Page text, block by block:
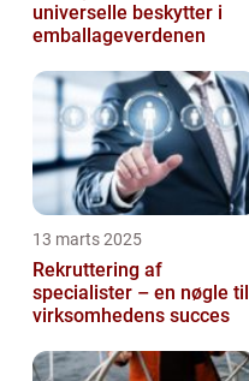
universelle beskytter i
emballageverdenen
13 marts 2025
Rekruttering af
specialister – en nøgle til
virksomhedens succes